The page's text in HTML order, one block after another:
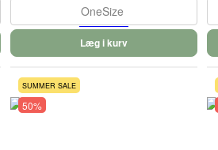
OneSize
Læg i kurv
SUMMER SALE
50%